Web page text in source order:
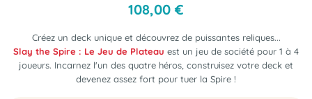
108,00 €
Créez un deck unique et découvrez de puissantes reliques...
Slay the Spire : Le Jeu de Plateau est un jeu de société pour 1 à 4
joueurs. Incarnez l'un des quatre héros, construisez votre deck et
devenez assez fort pour tuer la Spire !